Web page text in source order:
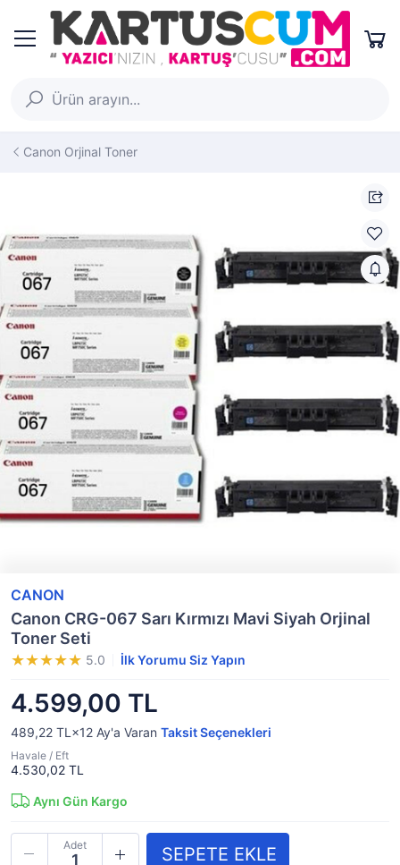
Canon Orjinal Toner
CANON
Canon CRG-067 Sarı Kırmızı Mavi Siyah Orjinal
Toner Seti
5.0 İlk Yorumu Siz Yapın
4.599,00 TL
489,22 TL×12 Ay'a Varan Taksit Seçenekleri
Havale / Eft
4.530,02 TL
Aynı Gün Kargo
Adet